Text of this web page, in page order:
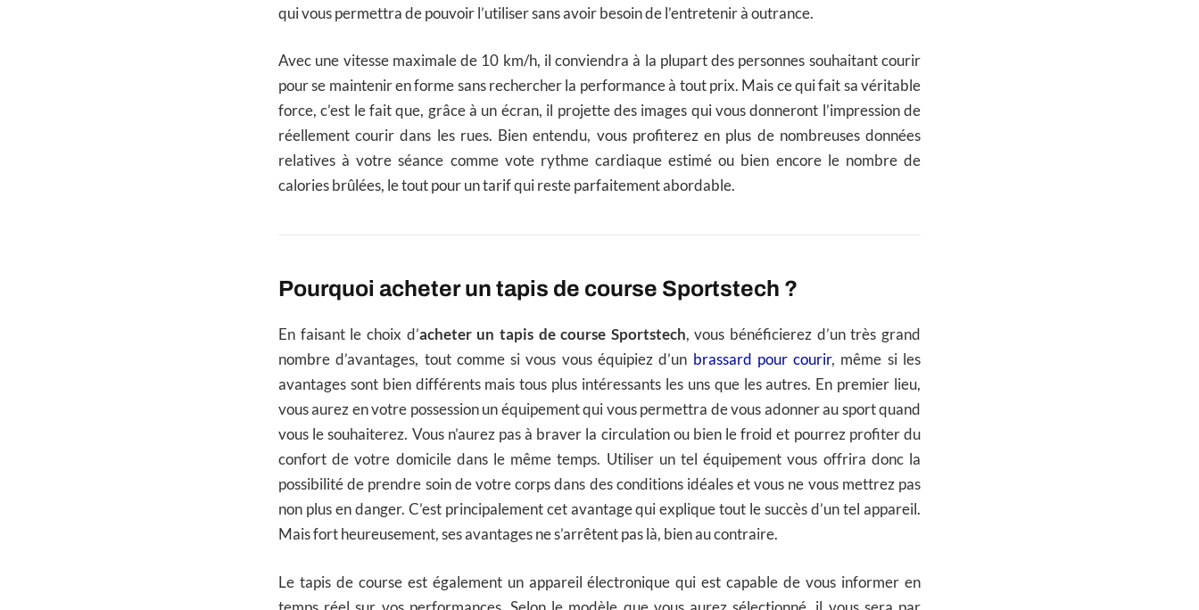
qui vous permettra de pouvoir l’utiliser sans avoir besoin de l’entretenir à outrance.
Avec une vitesse maximale de 10 km/h, il conviendra à la plupart des personnes souhaitant courir
pour se maintenir en forme sans rechercher la performance à tout prix. Mais ce qui fait sa véritable
force, c’est le fait que, grâce à un écran, il projette des images qui vous donneront l’impression de
réellement courir dans les rues. Bien entendu, vous profiterez en plus de nombreuses données
relatives à votre séance comme vote rythme cardiaque estimé ou bien encore le nombre de
calories brûlées, le tout pour un tarif qui reste parfaitement abordable.
Pourquoi acheter un tapis de course Sportstech ?
En faisant le choix d’acheter un tapis de course Sportstech, vous bénéficierez d’un très grand
nombre d’avantages, tout comme si vous vous équipiez d’un brassard pour courir, même si les
avantages sont bien différents mais tous plus intéressants les uns que les autres. En premier lieu,
vous aurez en votre possession un équipement qui vous permettra de vous adonner au sport quand
vous le souhaiterez. Vous n’aurez pas à braver la circulation ou bien le froid et pourrez profiter du
confort de votre domicile dans le même temps. Utiliser un tel équipement vous offrira donc la
possibilité de prendre soin de votre corps dans des conditions idéales et vous ne vous mettrez pas
non plus en danger. C’est principalement cet avantage qui explique tout le succès d’un tel appareil.
Mais fort heureusement, ses avantages ne s’arrêtent pas là, bien au contraire.
Le tapis de course est également un appareil électronique qui est capable de vous informer en